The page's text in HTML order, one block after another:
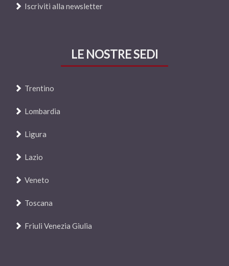
Iscriviti alla newsletter
LE NOSTRE SEDI
Trentino
Lombardia
Ligura
Lazio
Veneto
Toscana
Friuli Venezia Giulia